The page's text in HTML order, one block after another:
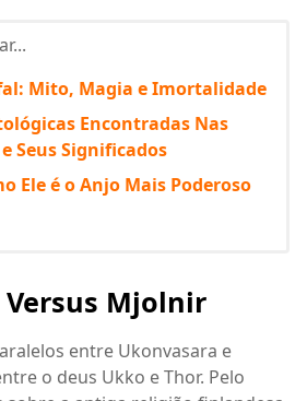
Mito, Magia e Imortalidade
Encontradas Nas
Seus Significados
Ele é o Anjo Mais Poderoso
Versus Mjolnir
entre Ukonvasara e
o deus Ukko e Thor. Pelo